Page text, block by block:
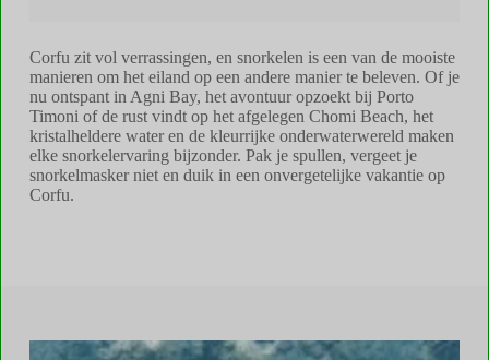
Corfu zit vol verrassingen, en snorkelen is een van de mooiste
manieren om het eiland op een andere manier te beleven. Of je
nu ontspant in Agni Bay, het avontuur opzoekt bij Porto
Timoni of de rust vindt op het afgelegen Chomi Beach, het
kristalheldere water en de kleurrijke onderwaterwereld maken
elke snorkelervaring bijzonder. Pak je spullen, vergeet je
snorkelmasker niet en duik in een onvergetelijke vakantie op
Corfu.